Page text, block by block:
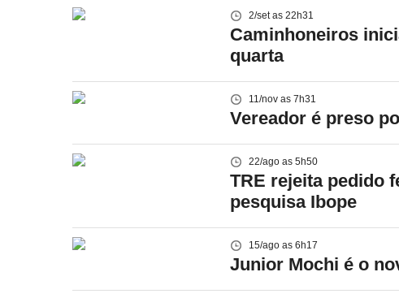
2/set as 22h31
Caminhoneiros
quarta
11/nov as 7h31
Vereador é preso
22/ago as 5h50
TRE rejeita pedido
pesquisa Ibope
15/ago as 6h17
Junior Mochi é o